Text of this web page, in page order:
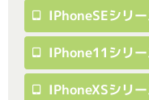
IPhoneSEシリ
IPhone11シリ
IPhoneXSシリ